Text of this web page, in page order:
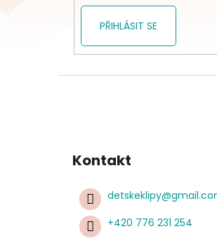
PŘIHLÁSIT SE
Kontakt
detskeklipy@
+420 776 231 254